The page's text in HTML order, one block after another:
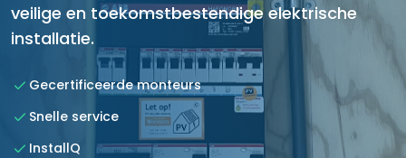
veilige en toekomstbestendige elektrische
installatie.
Gecertificeerde monteurs
Snelle service
InstallQ